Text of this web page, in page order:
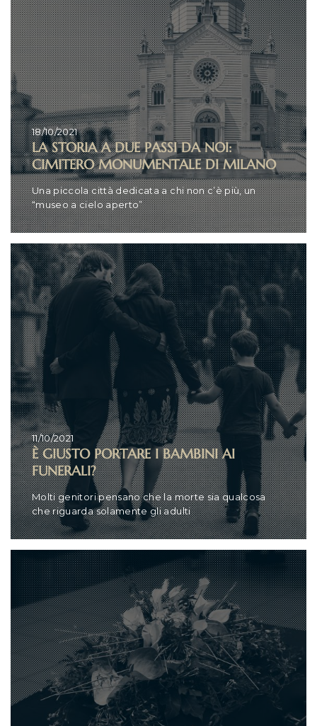
18/10/2021
LA STORIA A DUE PASSI DA NOI:
CIMITERO MONUMENTALE DI MILANO
Una piccola città dedicata a chi non c’è più, un
“museo a cielo aperto”
11/10/2021
È GIUSTO PORTARE I BAMBINI AI
FUNERALI?
Molti genitori pensano che la morte sia qualcosa
che riguarda solamente gli adulti